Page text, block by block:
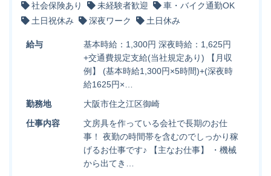
社会保険あり
未経験者歓迎
車・バイク通勤OK
土日祝休み
深夜ワーク 土日休み
給与
基本時給：1,300円 深夜時給：1,625円
+交通費規定支給(当社規定あり) 【月収
例】 (基本時給1,300円×5時間)+(深夜時
給1625円×…
勤務地
大阪市住之江区御崎
仕事内容
文房具を作っている会社で長期のお仕
事！ 夜勤の時間帯を含むのでしっかり稼
げるお仕事です♪ 【主なお仕事】 ・機械
から出てき…